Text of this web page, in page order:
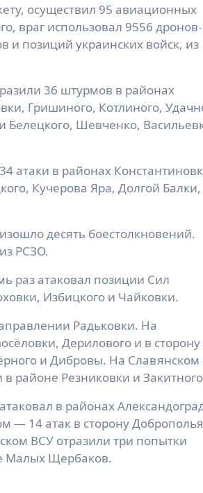
осуществил 95 авиационных
враг использовал 9556 дронов-
и позиций украинских войск, из
36 штурмов в районах
Гришиного, Котлиного,
Шевченко,
атаки в районах
Кучерова Яра, Долгой Балки,
десять боестолкновений.
РСЗО.
раз атаковал позиции Сил
Избицкого и Чайковки.
Радьковки. На
Дерилового и в сторону
и Дибровы. На
районе Резниковки и
в районах
— 14 атак в сторону
ВСУ отразили три попытки
Малых Щербаков.